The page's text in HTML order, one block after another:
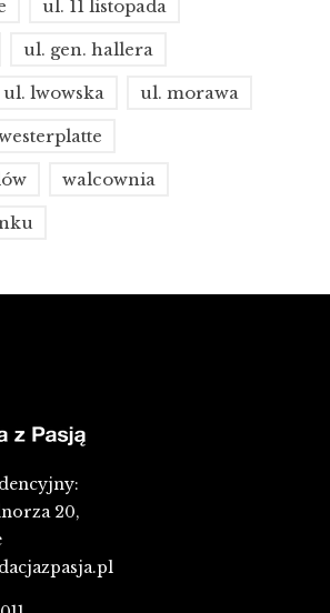
ul. 11 listopada
ul. gen. hallera
ul. lwowska ul. morawa
walcownia
20,